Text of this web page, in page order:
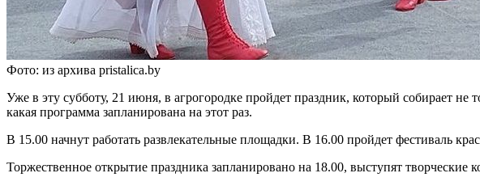
Фото: из архива pristalica.by
Уже в эту субботу, 21 июня, в агрогородке пройдет праздник, который собирает
какая программа запланирована на этот раз.
В 15.00 начнут работать развлекательные площадки. В 16.00 пройдет фестиваль
Торжественное открытие праздника запланировано на 18.00, выступят